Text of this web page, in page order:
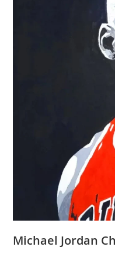
Michael Jordan